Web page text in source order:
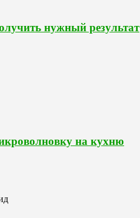
нужный результат
на кухню